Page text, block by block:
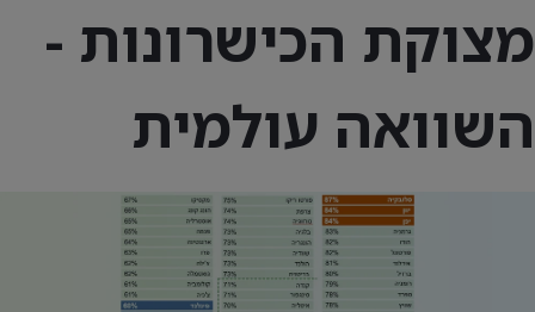
מצוקת הכישרונות -
השוואה עולמית